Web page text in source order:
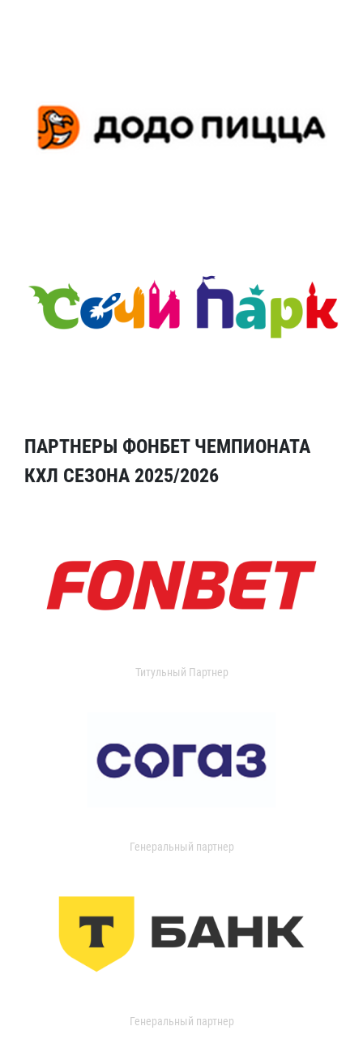
ПАРТНЕРЫ ФОНБЕТ ЧЕМПИОНАТА
КХЛ СЕЗОНА 2025/2026
Титульный Партнер
Генеральный партнер
Генеральный партнер